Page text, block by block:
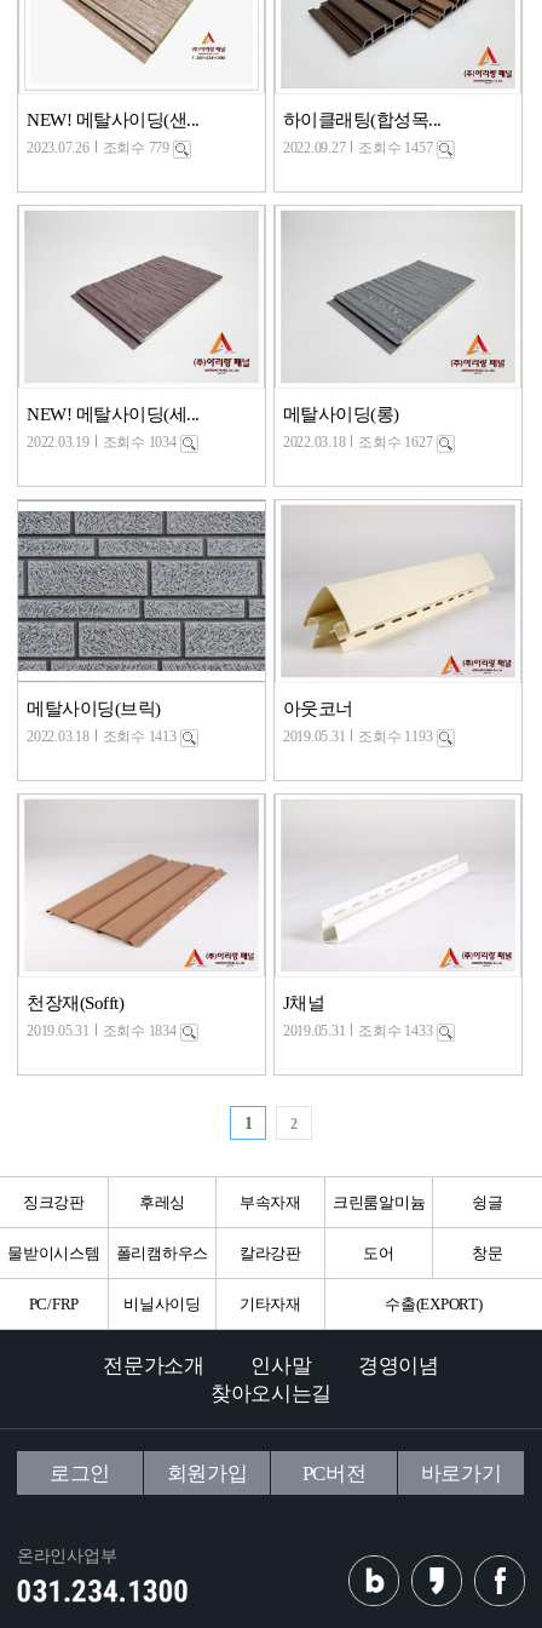
NEW! 메탈사이딩(샌...
2023.07.26 조회수 779
하이클래팅(합성목...
2022.09.27 조회수 1457
NEW! 메탈사이딩(세...
2022.03.19 조회수 1034
메탈사이딩(롱)
2022.03.18 조회수 1627
메탈사이딩(브릭)
2022.03.18 조회수 1413
아웃코너
2019.05.31 조회수 1193
천장재(Sofft)
2019.05.31 조회수 1834
J채널
2019.05.31 조회수 1433
1 2
징크강판 후레싱 부속자재 크린룸알미늄 슁글
물받이시스템 폴리캠하우스 칼라강판 도어 창문
PC/FRP 비닐사이딩 기타자재 수출(EXPORT)
전문가소개 인사말
경영이념
찾아오시는길
로그인 회원가입 PC버전 바로가기
온라인사업부